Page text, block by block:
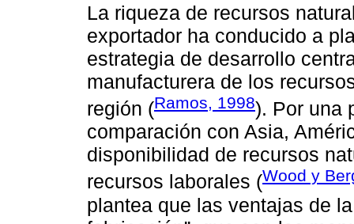
La riqueza de recursos
exportador ha conducido a
estrategia de desarrollo
manufacturera de los
región (Ramos, 1998). Por una
comparación con Asia,
disponibilidad de recursos
recursos laborales (Wood y
plantea que las ventajas de